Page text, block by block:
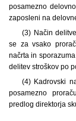
posamezno
zaposleni na
(3) Način
se za vsako
načrta in
delitev stroškov po
(4) Kadrovski
posamezno
predlog direktorja